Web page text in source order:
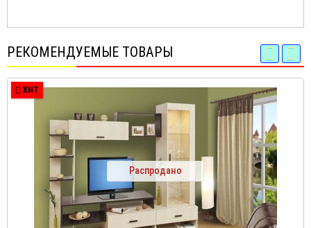
РЕКОМЕНДУЕМЫЕ ТОВАРЫ
ХИТ
Распродано